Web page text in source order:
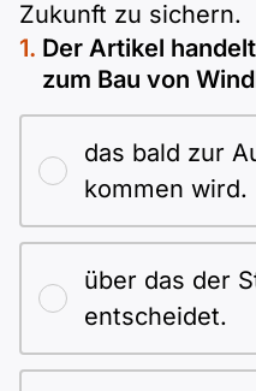
Zukunft zu sichern.
Der Artikel
zum Bau von
das bald zur
kommen wird.
über das der
entscheidet.